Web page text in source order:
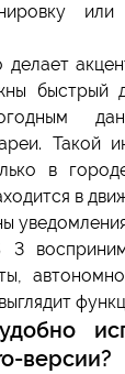
быстрый
Такой
в
в
версии?